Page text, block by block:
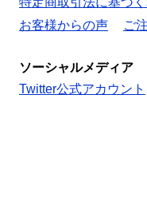
お客様からの声
ご
ソーシャルメディア
Twitter公式アカウント